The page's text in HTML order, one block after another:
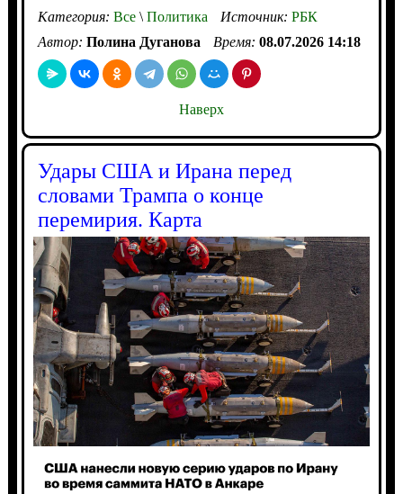
Категория: Все\Политика Источник: РБК
Автор: Полина Дуганова Время: 08.07.2026 14:18
Наверх
Удары США и Ирана перед
словами Трампа о конце
перемирия. Карта